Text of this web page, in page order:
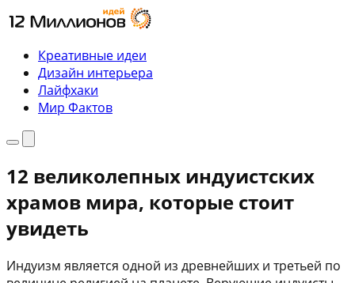
Перейти
к
содержимому
Креативные идеи
Дизайн интерьера
Лайфхаки
Мир Фактов
МенюПоиск
12 великолепных индуистских
храмов мира, которые стоит
увидеть
Индуизм является одной из древнейших и третьей по